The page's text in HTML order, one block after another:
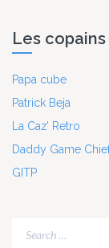
Les copains
Papa cube
Patrick Beja
La Caz’ Retro
Daddy Game
GITP